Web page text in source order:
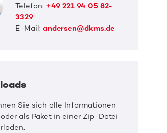
Telefon: +49 221 94 05 82-
3329
E-Mail: andersen@dkms.de
Sie sich alle Informationen
als Paket in einer Zip-Datei